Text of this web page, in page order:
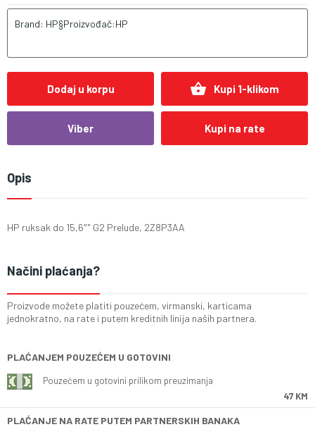
Brand: HP§Proizvođač:HP
Dodaj u korpu shopping_basket Kupi 1-klikom
Viber Kupi na rate
Opis
HP ruksak do 15,6"" G2 Prelude, 2Z8P3AA
Načini plaćanja?
Proizvode možete platiti pouzećem, virmanski, karticama
jednokratno, na rate i putem kreditnih linija naših partnera.
PLAĆANJEM POUZEĆEM U GOTOVINI
Pouzećem u gotovini prilikom preuzimanja
47 KM
PLAĆANJE NA RATE PUTEM PARTNERSKIH BANAKA